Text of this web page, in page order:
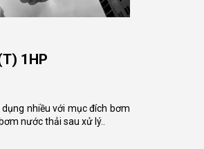
1HP
nhiều với mục đích bơm
nước thải sau xử lý..